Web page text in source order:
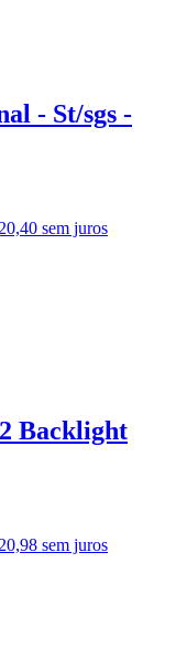
- St/sgs -
sem juros
Backlight
sem juros